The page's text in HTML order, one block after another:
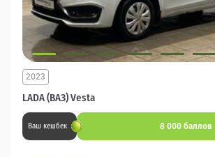
LADA (ВАЗ) Vesta
2023
Ваш кешбек 8 000 баллов